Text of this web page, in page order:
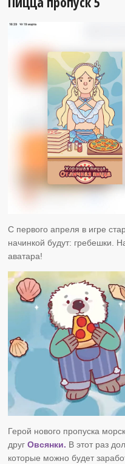
С первого апреля в игре
начинкой будут: гребешки.
аватара!
Герой нового пропуска
другОвсянки. В этот раз
которые можно будет